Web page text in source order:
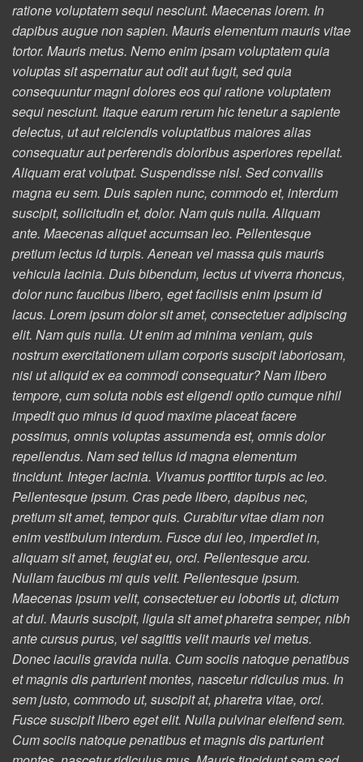
ratione voluptatem sequi nesciunt. Maecenas lorem. In
dapibus augue non sapien. Mauris elementum mauris vitae
tortor. Mauris metus. Nemo enim ipsam voluptatem quia
voluptas sit aspernatur aut odit aut fugit, sed quia
consequuntur magni dolores eos qui ratione voluptatem
sequi nesciunt. Itaque earum rerum hic tenetur a sapiente
delectus, ut aut reiciendis voluptatibus maiores alias
consequatur aut perferendis doloribus asperiores repellat.
Aliquam erat volutpat. Suspendisse nisl. Sed convallis
magna eu sem. Duis sapien nunc, commodo et, interdum
suscipit, sollicitudin et, dolor. Nam quis nulla. Aliquam
ante. Maecenas aliquet accumsan leo. Pellentesque
pretium lectus id turpis. Aenean vel massa quis mauris
vehicula lacinia. Duis bibendum, lectus ut viverra rhoncus,
dolor nunc faucibus libero, eget facilisis enim ipsum id
lacus. Lorem ipsum dolor sit amet, consectetuer adipiscing
elit. Nam quis nulla. Ut enim ad minima veniam, quis
nostrum exercitationem ullam corporis suscipit laboriosam,
nisi ut aliquid ex ea commodi consequatur? Nam libero
tempore, cum soluta nobis est eligendi optio cumque nihil
impedit quo minus id quod maxime placeat facere
possimus, omnis voluptas assumenda est, omnis dolor
repellendus. Nam sed tellus id magna elementum
tincidunt. Integer lacinia. Vivamus porttitor turpis ac leo.
Pellentesque ipsum. Cras pede libero, dapibus nec,
pretium sit amet, tempor quis. Curabitur vitae diam non
enim vestibulum interdum. Fusce dui leo, imperdiet in,
aliquam sit amet, feugiat eu, orci. Pellentesque arcu.
Nullam faucibus mi quis velit. Pellentesque ipsum.
Maecenas ipsum velit, consectetuer eu lobortis ut, dictum
at dui. Mauris suscipit, ligula sit amet pharetra semper, nibh
ante cursus purus, vel sagittis velit mauris vel metus.
Donec iaculis gravida nulla. Cum sociis natoque penatibus
et magnis dis parturient montes, nascetur ridiculus mus. In
sem justo, commodo ut, suscipit at, pharetra vitae, orci.
Fusce suscipit libero eget elit. Nulla pulvinar eleifend sem.
Cum sociis natoque penatibus et magnis dis parturient